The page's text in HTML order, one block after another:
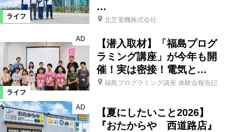
ライフ
…
北芝電機株式会社
ライフ
AD
【潜入取材】「福島プログ
ラミング講座」が今年も開
催！実は密接！電気と…
福島プログラミング講座 体験会報告記
AD
【夏にしたいこと2026】
『おたからや 西道路店』